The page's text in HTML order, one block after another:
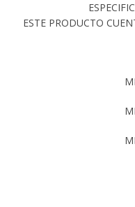
ESTE PRODUCTO